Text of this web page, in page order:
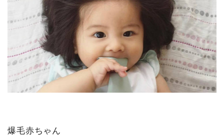
爆毛赤ちゃん